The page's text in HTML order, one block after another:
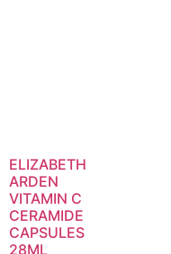
ELIZABETH
ARDEN
VITAMIN C
CERAMIDE
CAPSULES
28ML